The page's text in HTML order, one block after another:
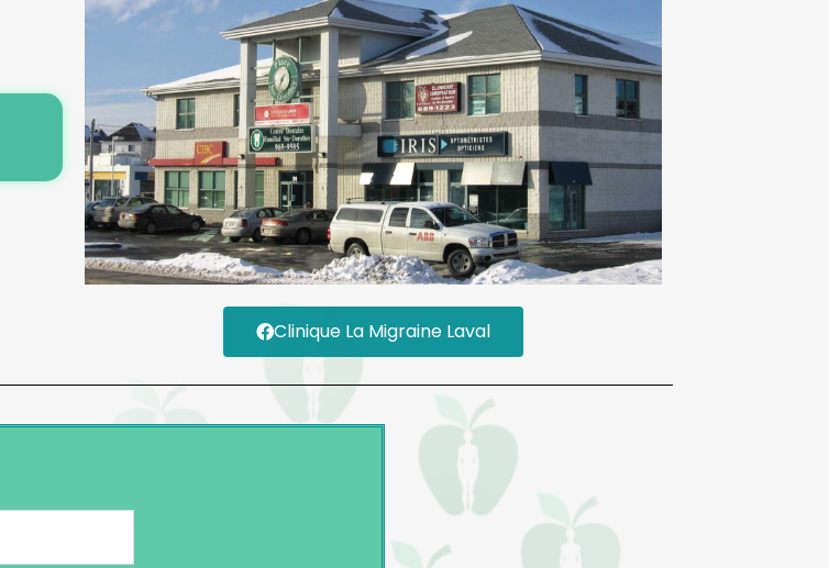
Clinique La Migraine Laval